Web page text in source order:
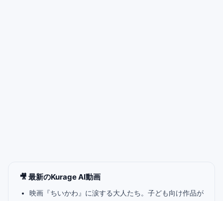
🎥 最新のKurage AI動画
映画『ちいかわ』に涙する大人たち。子ども向け作品が